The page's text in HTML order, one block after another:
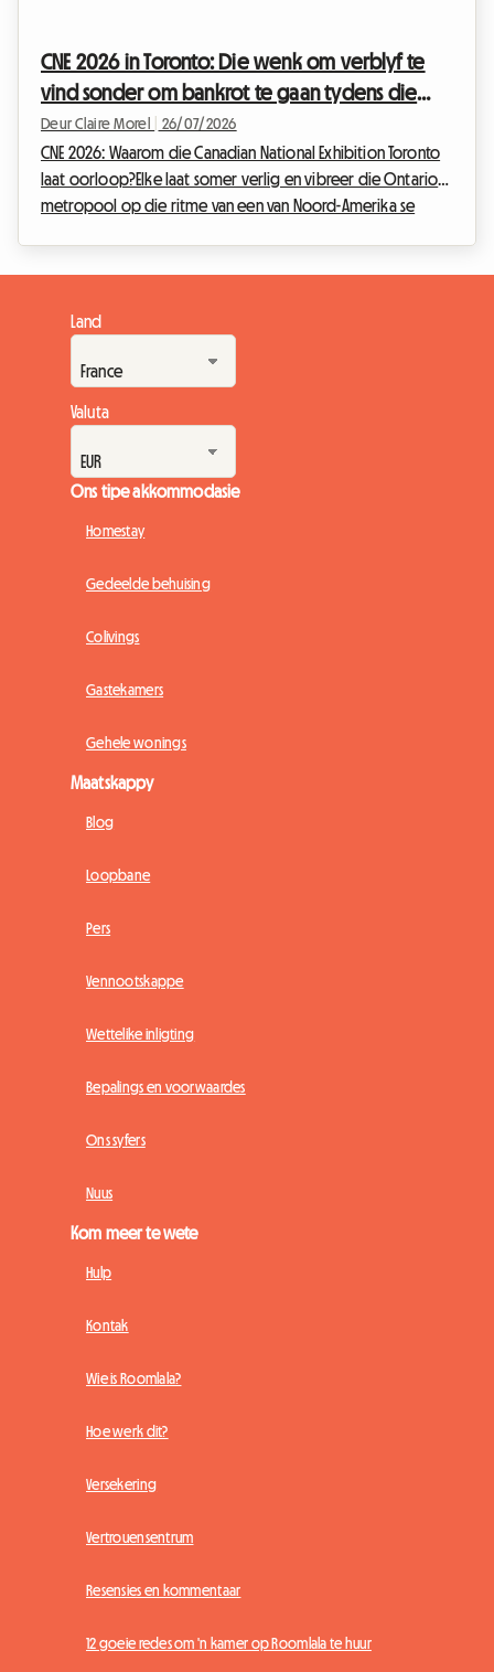
die tyd vol bespreek is en pryse wat die hoogte in skiet,...
CNE 2026 in Toronto: Die wenk om verblyf te
vind sonder om bankrot te gaan tydens die
National Exhibition
Deur Claire Morel 26/07/2026
CNE 2026: Waarom die Canadian National Exhibition Toronto
laat oorloop?Elke laat somer verlig en vibreer die Ontario-
metropool op die ritme van een van Noord-Amerika se
en die begin van die skooljaar aandui. Vir die 2026-uitgawe
van die CNE, wat van 21 Augustus tot 7 September 2026 by die
Exhibition Place in Toronto sal plaasvind, beloof di...
Land
Valuta
Ons tipe akkommodasie
Homestay
Gedeelde behuising
Colivings
Gastekamers
Gehele wonings
Maatskappy
Blog
Loopbane
Pers
Vennootskappe
Wettelike inligting
Bepalings en voorwaardes
Ons syfers
Nuus
Kom meer te wete
Hulp
Kontak
Wie is Roomlala?
Hoe werk dit?
Versekering
Vertrouensentrum
Resensies en kommentaar
12 goeie redes om 'n kamer op Roomlala te huur